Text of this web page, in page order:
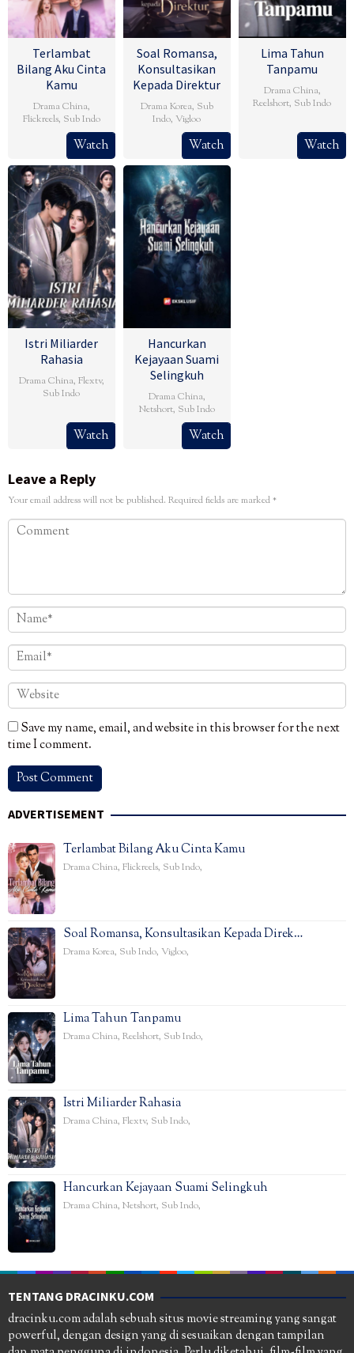
Terlambat
Bilang Aku Cinta
Kamu
Drama China,
Flickreels, Sub Indo
Watch
Soal Romansa,
Konsultasikan
Kepada Direktur
Drama Korea, Sub
Indo,Vigloo
Watch
Lima Tahun
Tanpamu
Drama China,
Reelshort, Sub Indo
Watch
Istri Miliarder
Rahasia
Drama China, Flextv,
Sub Indo
Watch
Hancurkan
Kejayaan Suami
Selingkuh
Drama China,
Netshort, Sub Indo
Watch
Leave a Reply
Your email address will not be published. Required fields are marked*
Save my name, email, and website in this browser for the next
time I comment.
ADVERTISEMENT
Terlambat Bilang Aku Cinta Kamu
Drama China, Flickreels, Sub Indo,
Soal Romansa, Konsultasikan Kepada Direk…
Drama Korea, Sub Indo, Vigloo,
Lima Tahun Tanpamu
Drama China, Reelshort, Sub Indo,
Istri Miliarder Rahasia
Drama China, Flextv, Sub Indo,
Hancurkan Kejayaan Suami Selingkuh
Drama China, Netshort, Sub Indo,
TENTANG DRACINKU.COM
dracinku.com adalah sebuah situs movie streaming yang sangat
powerful, dengan design yang di sesuaikan dengan tampilan